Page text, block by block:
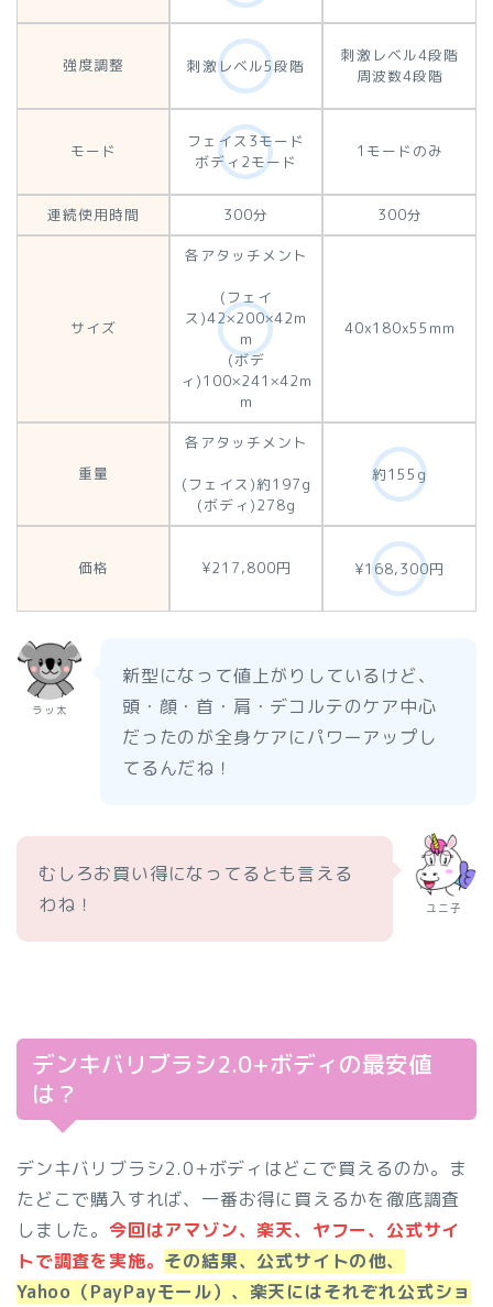
強度調整 刺激レベル5段階
刺激レベル4段階
周波数4段階
モード
フェイス3モード
ボディ2モード
1モードのみ
連続使用時間 300分 300分
サイズ
各アタッチメント
(フェイ
ス)42×200×42m
m
(ボデ
ィ)100×241×42m
m
40x180x55mm
重量
各アタッチメント
(フェイス)約197g
(ボディ)278g
約155g
価格 ¥217,800円 ¥168,300円
ラッ太
新型になって値上がりしているけど、
頭・顔・首・肩・デコルテのケア中心
だったのが全身ケアにパワーアップし
てるんだね！
ユニ子
むしろお買い得になってるとも言える
わね！
デンキバリブラシ2.0+ボディの最安値
は？
デンキバリブラシ2.0+ボディはどこで買えるのか。ま
たどこで購入すれば、一番お得に買えるかを徹底調査
しました。 今回はアマゾン、楽天、ヤフー、公式サイ
トで調査を実施。 その結果、公式サイトの他、
Yahoo（PayPayモール）、楽天にはそれぞれ公式ショ